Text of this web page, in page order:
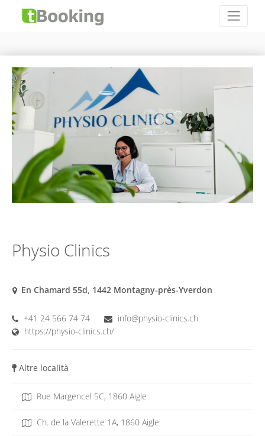
Physio Clinics
En Chamard 55d, 1442 Montagny-près-Yverdon
+41 24 566 74 74
info@physio-clinics.ch
https://physio-clinics.ch/
Altre località
Rue Margencel 5C, 1860 Aigle
Ch. de la Valerette 1A, 1860 Aigle